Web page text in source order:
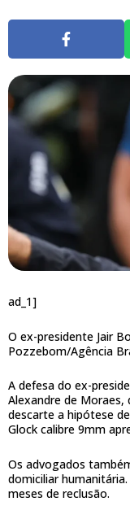
ad_1]
O ex-presidente Jair
Pozzebom/Agência
A defesa do ex-
Alexandre de Moraes,
descarte a hipótese
Glock calibre 9mm
Os advogados
domiciliar
meses de reclusão.